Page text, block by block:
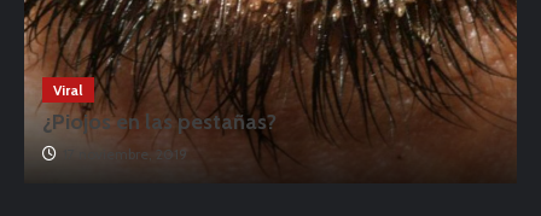
Viral
¿Piojos en las pestañas?
17 noviembre, 2019